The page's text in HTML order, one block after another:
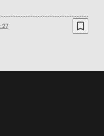
bookmark_border